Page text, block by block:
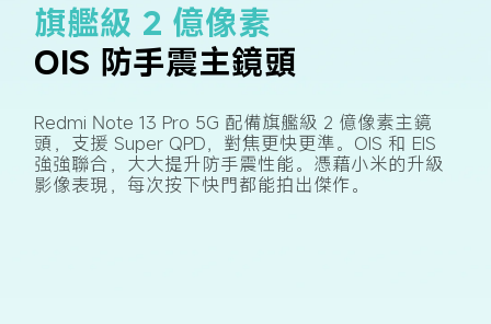
旗艦級 2 億像素
OIS 防手震主鏡頭
Redmi Note 13 Pro 5G 配備旗艦級 2 億像素主鏡
頭，支援 Super QPD，對焦更快更準。OIS 和 EIS
強強聯合，大大提升防手震性能。憑藉小米的升級
影像表現，每次按下快門都能拍出傑作。